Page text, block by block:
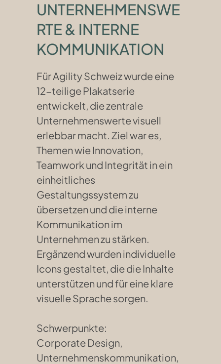
UNTERNEHMENSWE
RTE & INTERNE
KOMMUNIKATION
Für Agility Schweiz wurde eine
12-teilige Plakatserie
entwickelt, die zentrale
Unternehmenswerte visuell
erlebbar macht. Ziel war es,
Themen wie Innovation,
Teamwork und Integrität in ein
einheitliches
Gestaltungssystem zu
übersetzen und die interne
Kommunikation im
Unternehmen zu stärken.
Ergänzend wurden individuelle
Icons gestaltet, die die Inhalte
unterstützen und für eine klare
visuelle Sprache sorgen.
Schwerpunkte:
Corporate Design,
Unternehmenskommunikation,